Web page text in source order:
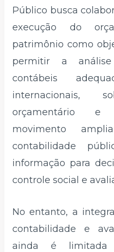
Público busca
execução do
patrimônio como
permitir a análise
contábeis
internacionais,
orçamentário e
movimento
contabilidade
informação para
controle social e
No entanto, a
contabilidade e
ainda é